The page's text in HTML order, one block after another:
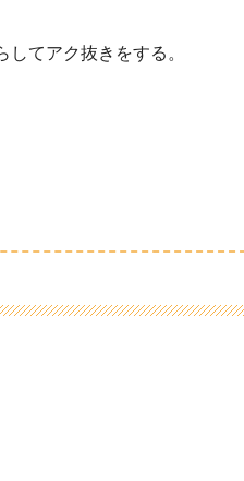
てアク抜きをする。